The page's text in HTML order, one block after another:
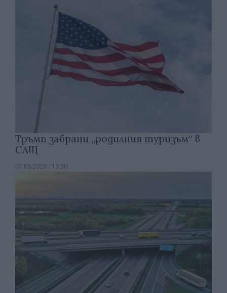
Тръмп забрани „родилния туризъм“ в
САЩ
07.08.2026 / 13:30